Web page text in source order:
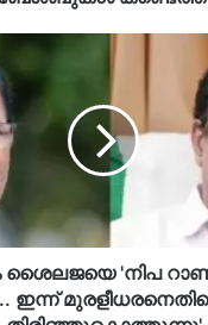
'നിപ റാണി'
ഇന്ന്